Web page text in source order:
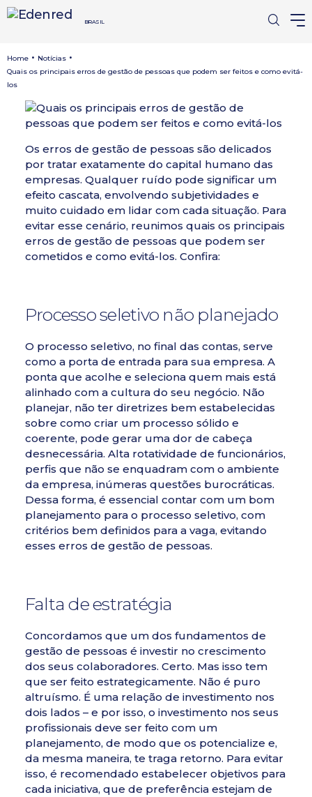
BRASIL
Home • Notícias •
Quais os principais erros de gestão de pessoas que podem ser feitos e como evitá-
los
Os erros de gestão de pessoas são delicados
por tratar exatamente do capital humano das
empresas. Qualquer ruído pode significar um
efeito cascata, envolvendo subjetividades e
muito cuidado em lidar com cada situação. Para
evitar esse cenário, reunimos quais os principais
erros de gestão de pessoas que podem ser
cometidos e como evitá-los. Confira:
Processo seletivo não planejado
O processo seletivo, no final das contas, serve
como a porta de entrada para sua empresa. A
ponta que acolhe e seleciona quem mais está
alinhado com a cultura do seu negócio. Não
planejar, não ter diretrizes bem estabelecidas
sobre como criar um processo sólido e
coerente, pode gerar uma dor de cabeça
desnecessária. Alta rotatividade de funcionários,
perfis que não se enquadram com o ambiente
da empresa, inúmeras questões burocráticas.
Dessa forma, é essencial contar com um bom
planejamento para o processo seletivo, com
critérios bem definidos para a vaga, evitando
esses erros de gestão de pessoas.
Falta de estratégia
Concordamos que um dos fundamentos de
gestão de pessoas é investir no crescimento
dos seus colaboradores. Certo. Mas isso tem
que ser feito estrategicamente. Não é puro
altruísmo. É uma relação de investimento nos
dois lados – e por isso, o investimento nos seus
profissionais deve ser feito com um
planejamento, de modo que os potencialize e,
da mesma maneira, te traga retorno. Para evitar
isso, é recomendado estabelecer objetivos para
cada iniciativa, que de preferência estejam de